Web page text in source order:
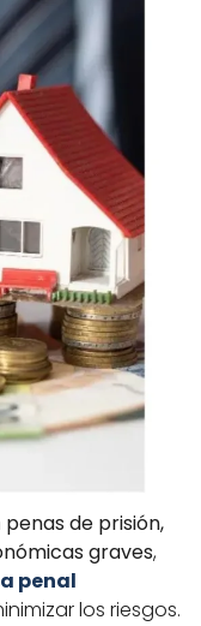
penas de prisión,
graves,
penal
los riesgos.